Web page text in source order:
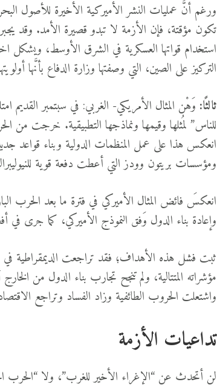
ورغم أنَّ عمليات النشر الأميركية الأخيرة للأصول
تكون مؤقتة، فإن الأزمة لا تبدو قصيرة الأمد. وقد
استخدام قواتها العسكرية في الشرق الأوسط، ويشكل
التركيز على الصين، التي وصفتها وزارة الدفاع بأنَّها
ثالثًا: وَهْن المثال الأمريكي- الغربي: في سبتمبر القديم
للناس” لمُثلها وقيمها ونماذجها التطبيقية. خرجت من
انعكس هذا على عمل المنظمات الدولية وبناء قواعد
ومؤسسات بريتون وودز التي أعطت دفعة قوية للنيوليبرالية
انعكسَ فائض المثال الأميركي في فترة ما بعد الحرب
وإعادة بناء الدول وَفق النموذج الأميركي، كما جرى في
ثبت فشل هذه الأهداف؛ فقد تراجعت الديمقراطية في
مؤشراته المتتالية، ولم تنجح تجارب بناء الدول من
واشتعلت الحروب الطائفية وزاد الفساد وتراجع
تداعيات الأزمة
لن أتحدث عن “الإغراء الأخير للغرب”، ولا “الحرب